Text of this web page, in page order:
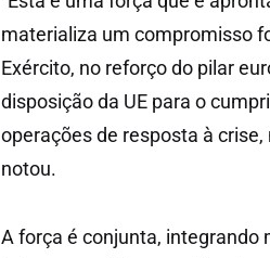
materializa um compromisso
Exército, no reforço do pilar
disposição da UE para o
operações de resposta à
notou.
A força é conjunta, integrando